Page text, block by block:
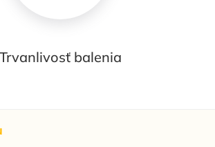
Trvanlivosť balenia